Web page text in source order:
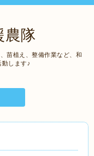
農隊
苗植え、整備作業など、和
します♪